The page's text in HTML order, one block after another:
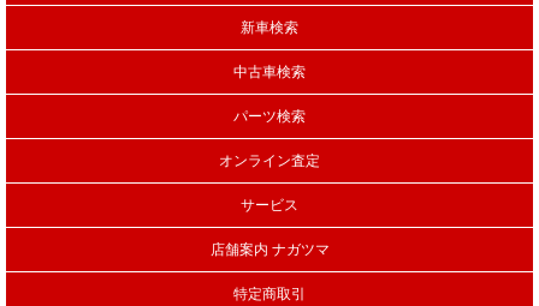
新車検索
中古車検索
パーツ検索
オンライン査定
サービス
店舗案内 ナガツマ
特定商取引